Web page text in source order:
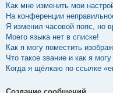
Как мне изменить мои
На конференции
Я изменил часовой пояс, но
Моего языка нет в списке!
Как я могу поместить
Что такое звание и как я
Когда я щёлкаю по ссылке
Создание сообщений